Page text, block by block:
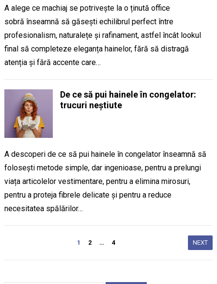
A alege ce machiaj se potrivește la o ținută office
sobră înseamnă să găsești echilibrul perfect între
profesionalism, naturalețe și rafinament, astfel încât lookul
final să completeze eleganța hainelor, fără să distragă
atenția și fără accente care…
De ce să pui hainele în congelator:
trucuri neștiute
A descoperi de ce să pui hainele în congelator înseamnă să
folosești metode simple, dar ingenioase, pentru a prelungi
viața articolelor vestimentare, pentru a elimina mirosuri,
pentru a proteja fibrele delicate și pentru a reduce
necesitatea spălărilor…
1 2 … 4 NEXT